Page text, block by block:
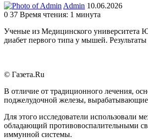
Admin Send
an
10.06.2026
0 37 Время чтения: 1 минута
Ученые из Медицинского университета
диабет первого типа у мышей.
© Газета.Ru
В отличие от традиционного лечения,
поджелудочной железы,
Для этого исследователи использовали
обладающий противовоспалительными
иммунной системы.